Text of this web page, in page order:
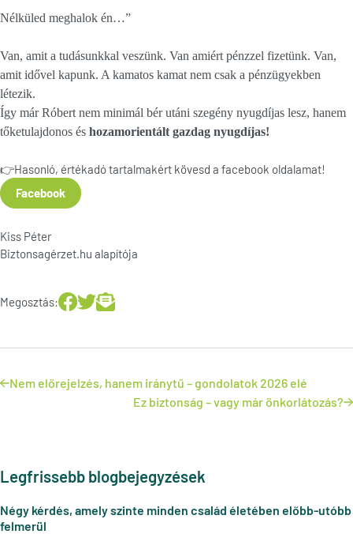
Nélküled meghalok én…”
Van, amit a tudásunkkal veszünk. Van amiért pénzzel fizetünk. Van,
amit idővel kapunk. A kamatos kamat nem csak a pénzügyekben
létezik.
Így már Róbert nem minimál bér utáni szegény nyugdíjas lesz, hanem
tőketulajdonos és hozamorientált gazdag nyugdíjas!
👉Hasonló, értékadó tartalmakért kövesd a facebook oldalamat!
Facebook
Kiss Péter
Biztonsagérzet.hu alapítója
Megosztás:
Nem előrejelzés, hanem iránytű – gondolatok 2026 elé
Ez biztonság – vagy már önkorlátozás?
Legfrissebb blogbejegyzések
Négy kérdés, amely szinte minden család életében előbb-utóbb
felmerül